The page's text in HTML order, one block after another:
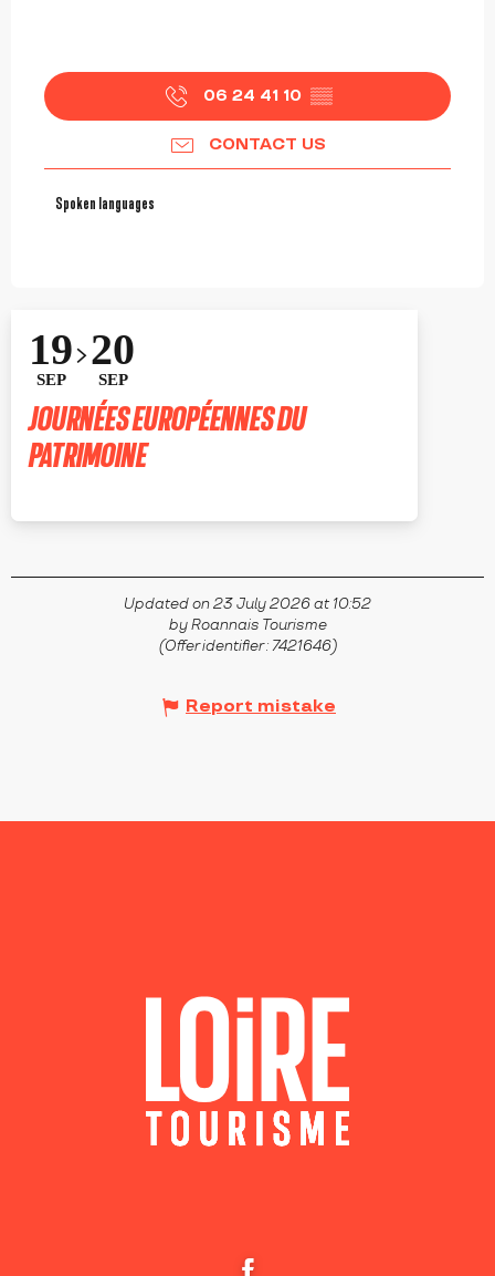
06 24 41 10 ▒▒
CONTACT US
Spoken languages
Spoken languages
19
SEP
20
SEP
JOURNÉES EUROPÉENNES DU
PATRIMOINE
Updated on 23 July 2026 at 10:52
by Roannais Tourisme
(Offer identifier :7421646)
Report mistake